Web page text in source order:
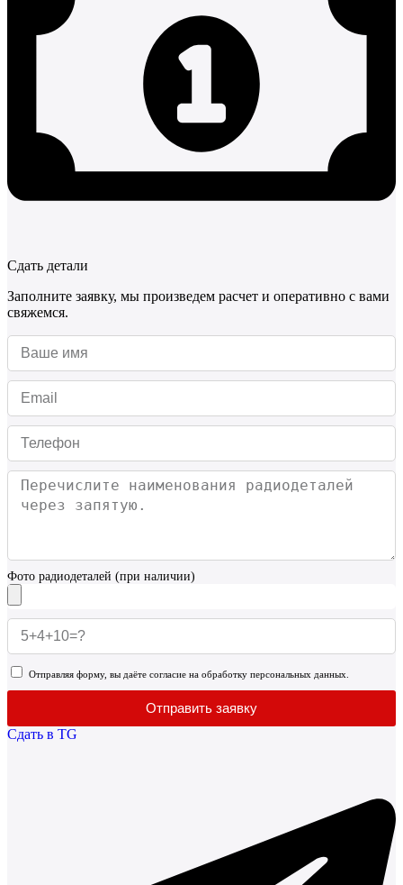
Сдать детали
Заполните заявку, мы произведем расчет и оперативно с вами
свяжемся.
Фото радиодеталей (при наличии)
Отправляя форму, вы даёте согласие на обработку персональных данных.
Отправить заявку
Сдать в TG